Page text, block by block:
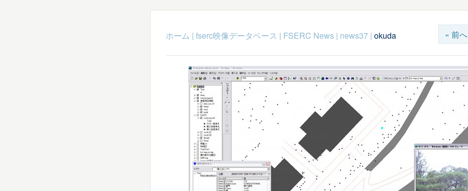
« 前へ
ホーム | fserc映像データベース | FSERC News| news37| okuda